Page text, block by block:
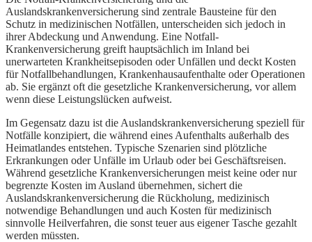
Auslandskrankenversicherung sind zentrale Bausteine für den
Schutz in medizinischen Notfällen, unterscheiden sich jedoch in
ihrer Abdeckung und Anwendung. Eine Notfall-
Krankenversicherung greift hauptsächlich im Inland bei
unerwarteten Krankheitsepisoden oder Unfällen und deckt Kosten
für Notfallbehandlungen, Krankenhausaufenthalte oder Operationen
ab. Sie ergänzt oft die gesetzliche Krankenversicherung, vor allem
wenn diese Leistungslücken aufweist.
Im Gegensatz dazu ist die Auslandskrankenversicherung speziell für
Notfälle konzipiert, die während eines Aufenthalts außerhalb des
Heimatlandes entstehen. Typische Szenarien sind plötzliche
Erkrankungen oder Unfälle im Urlaub oder bei Geschäftsreisen.
Während gesetzliche Krankenversicherungen meist keine oder nur
begrenzte Kosten im Ausland übernehmen, sichert die
Auslandskrankenversicherung die Rückholung, medizinisch
notwendige Behandlungen und auch Kosten für medizinisch
sinnvolle Heilverfahren, die sonst teuer aus eigener Tasche gezahlt
werden müssten.